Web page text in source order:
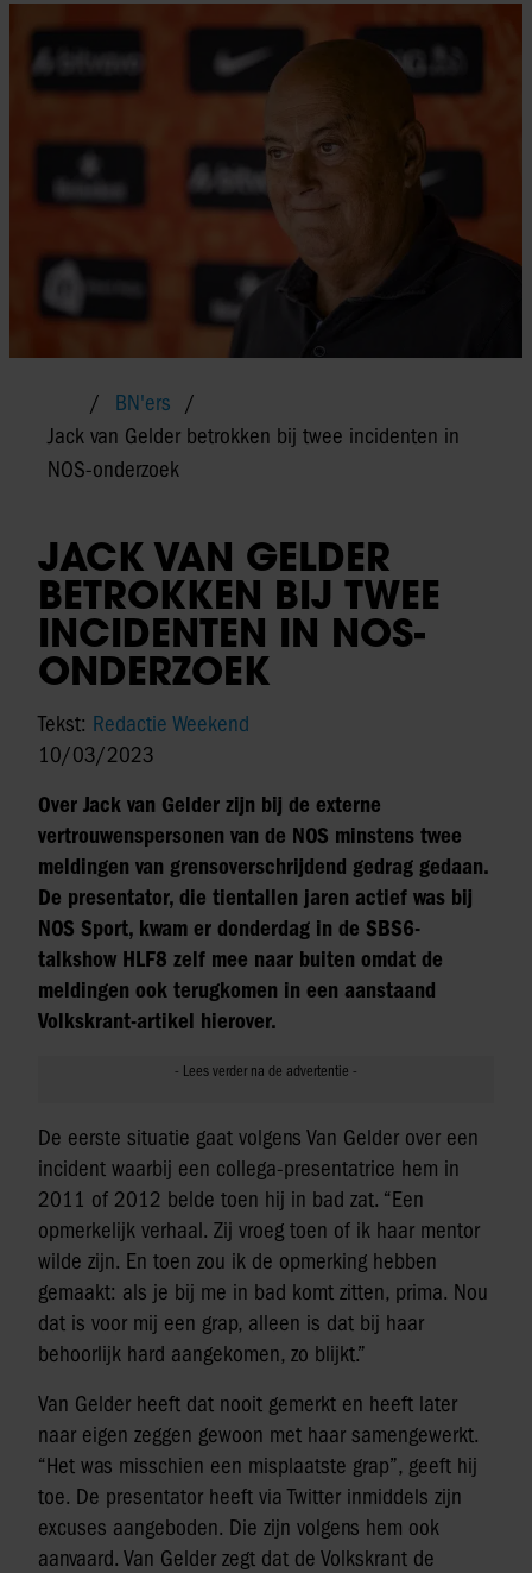
BN'ers
Jack van Gelder betrokken bij twee incidenten in
NOS-onderzoek
JACK VAN GELDER
BETROKKEN BIJ TWEE
INCIDENTEN IN NOS-
ONDERZOEK
Tekst: Redactie Weekend
10/03/2023
Over Jack van Gelder zijn bij de externe
vertrouwenspersonen van de NOS minstens twee
meldingen van grensoverschrijdend gedrag gedaan.
De presentator, die tientallen jaren actief was bij
NOS Sport, kwam er donderdag in de SBS6-
talkshow HLF8 zelf mee naar buiten omdat de
meldingen ook terugkomen in een aanstaand
Volkskrant-artikel hierover.
De eerste situatie gaat volgens Van Gelder over een
incident waarbij een collega-presentatrice hem in
2011 of 2012 belde toen hij in bad zat. “Een
opmerkelijk verhaal. Zij vroeg toen of ik haar mentor
wilde zijn. En toen zou ik de opmerking hebben
gemaakt: als je bij me in bad komt zitten, prima. Nou
dat is voor mij een grap, alleen is dat bij haar
behoorlijk hard aangekomen, zo blijkt.”
Van Gelder heeft dat nooit gemerkt en heeft later
naar eigen zeggen gewoon met haar samengewerkt.
“Het was misschien een misplaatste grap”, geeft hij
toe. De presentator heeft via Twitter inmiddels zijn
excuses aangeboden. Die zijn volgens hem ook
aanvaard. Van Gelder zegt dat de Volkskrant de